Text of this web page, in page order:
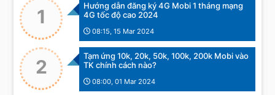
1
Hướng dẫn đăng ký 4G Mobi 1 tháng mạng
4G tốc độ cao 2024
08:15, 15 Mar 2024
2
Tạm ứng 10k, 20k, 50k, 100k, 200k Mobi vào
TK chính cách nào?
08:00, 01 Mar 2024